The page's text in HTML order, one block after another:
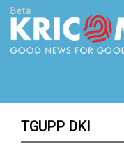
TGUPP DKI